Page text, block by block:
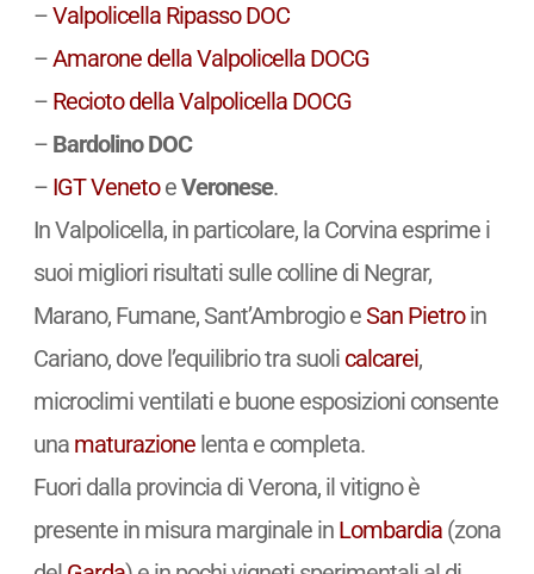
–Valpolicella Ripasso DOC
–Amarone della Valpolicella DOCG
– Recioto della Valpolicella DOCG
– Bardolino DOC
– IGTVenetoeVeronese.
In Valpolicella, in particolare, la Corvina esprime i
suoi migliori risultati sulle colline di Negrar,
Marano, Fumane, Sant’Ambrogio eSan Pietroin
Cariano, dove l’equilibrio tra suoli calcarei,
microclimi ventilati e buone esposizioni consente
una maturazionelenta e completa.
Fuori dalla provincia di Verona, il vitigno è
presente in misura marginale in Lombardia(zona